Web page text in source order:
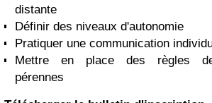
distante
Définir des niveaux d'autonomie
Pratiquer une communication
Mettre en place des règles de
pérennes